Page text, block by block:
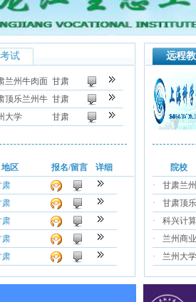
试
兰州牛肉面 甘肃
顶乐兰州牛 甘肃
大学
甘肃
地区 报名/留言
详细
肃
肃
肃
肃
肃
远程
院校
·
甘肃兰
·
甘肃顶
·
科兴计
·
兰州商
·
兰州大学